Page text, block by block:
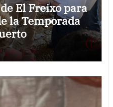
El Freixo para
la Temporada